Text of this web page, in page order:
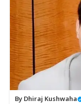
By Dhiraj Kushwaha